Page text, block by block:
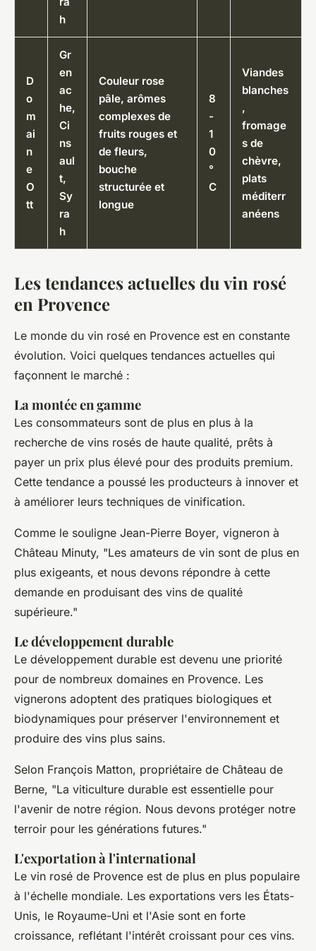
h
D
o
m
ai
n
e
O
tt
Gr
en
ac
he,
Ci
ns
aul
t,
Sy
ra
h
Couleur rose
pâle, arômes
complexes de
fruits rouges et
de fleurs,
bouche
structurée et
longue
8
-
1
0
°
C
Viandes
blanches
,
fromage
s de
chèvre,
plats
méditerr
anéens
Les tendances actuelles du vin rosé
en Provence
Le monde du vin rosé en Provence est en constante
évolution. Voici quelques tendances actuelles qui
façonnent le marché :
La montée en gamme
Les consommateurs sont de plus en plus à la
recherche de vins rosés de haute qualité, prêts à
payer un prix plus élevé pour des produits premium.
Cette tendance a poussé les producteurs à innover et
à améliorer leurs techniques de vinification.
Comme le souligne Jean-Pierre Boyer, vigneron à
Château Minuty, "Les amateurs de vin sont de plus en
plus exigeants, et nous devons répondre à cette
demande en produisant des vins de qualité
supérieure."
Le développement durable
Le développement durable est devenu une priorité
pour de nombreux domaines en Provence. Les
vignerons adoptent des pratiques biologiques et
biodynamiques pour préserver l'environnement et
produire des vins plus sains.
Selon François Matton, propriétaire de Château de
Berne, "La viticulture durable est essentielle pour
l'avenir de notre région. Nous devons protéger notre
terroir pour les générations futures."
L'exportation à l'international
Le vin rosé de Provence est de plus en plus populaire
à l'échelle mondiale. Les exportations vers les États-
Unis, le Royaume-Uni et l'Asie sont en forte
croissance, reflétant l'intérêt croissant pour ces vins.